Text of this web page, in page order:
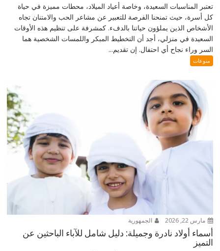
تعتبر المناسبات السعيدة، وخاصة أعياد الميلاد، محطات مميزة في حياة
كل أسرة، حيث تمنحنا الفرصة للتعبير عن مشاعر الحب والامتنان تجاه
الأشخاص الذين يملؤون حياتنا بالدفء. كمشرفة على تنظيم هذه الأوقات
السعيدة في منزلي، أجد أن التخطيط المبكر واللمسات الشخصية هما
السر وراء نجاح أي احتفال. إن تقديم...
منوعات
مارس 22, 2026 الجمهورية
أسماء أولاد نادرة وجميلة: دليل شامل للآباء الباحثين عن
التميز